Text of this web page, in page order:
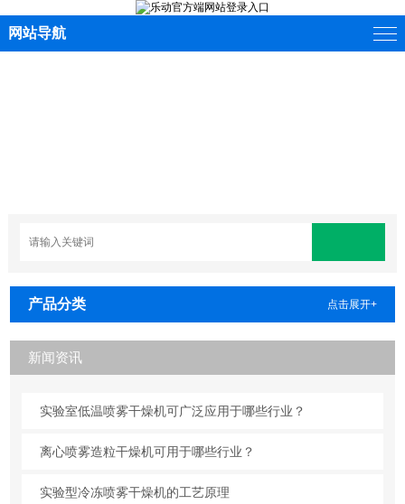
网站导航
产品分类 点击展开+
新闻资讯
实验室低温喷雾干燥机可广泛应用于哪些行业？
离心喷雾造粒干燥机可用于哪些行业？
实验型冷冻喷雾干燥机的工艺原理